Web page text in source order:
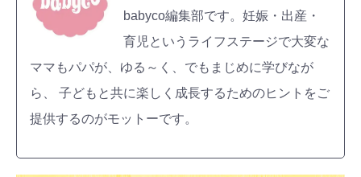
babyco編集部です。妊娠・出産・
育児というライフステージで大変な
ママもパパが、ゆる～く、でもまじめに学びなが
ら、 子どもと共に楽しく成長するためのヒントをご
提供するのがモットーです。